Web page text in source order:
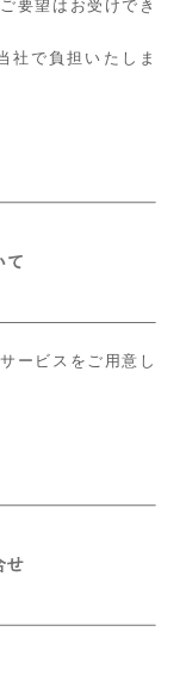
要望はお受けでき
社で負担いたしま
ービスをご用意し